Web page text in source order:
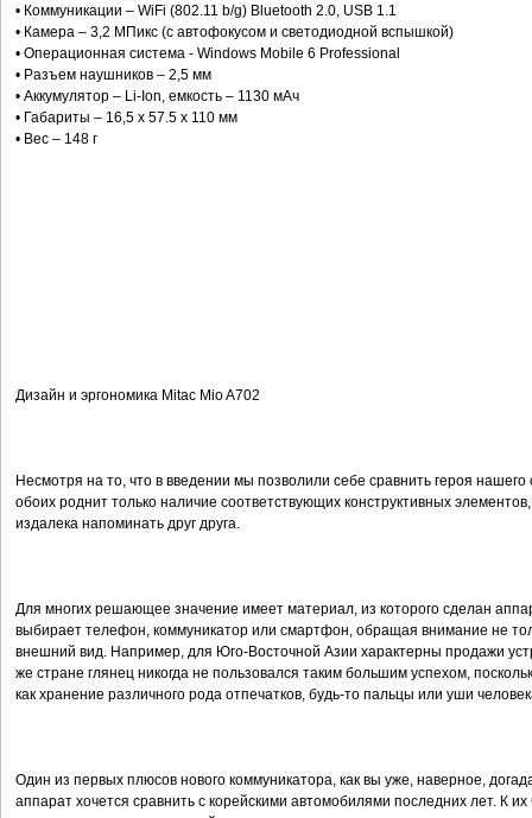
• Коммуникации – WiFi (802.11 b/g) Bluetooth 2.0, USB 1.1
• Камера – 3,2 МПикс (с автофокусом и светодиодной вспышкой)
• Операционная система - Windows Mobile 6 Professional
• Разъем наушников – 2,5 мм
• Аккумулятор – Li-Ion, емкость – 1130 мАч
• Габариты – 16,5 х 57.5 х 110 мм
• Вес – 148 г
Дизайн и эргономика Mitac Mio A702
Несмотря на то, что в введении мы позволили себе сравнить героя
обоих роднит только наличие соответствующих конструктивных
издалека напоминать друг друга.
Для многих решающее значение имеет материал, из которого сделан
выбирает телефон, коммуникатор или смартфон, обращая внимание не
внешний вид. Например, для Юго-Восточной Азии характерны продажи
же стране глянец никогда не пользовался таким большим успехом,
как хранение различного рода отпечатков, будь-то пальцы или уши
Один из первых плюсов нового коммуникатора, как вы уже, наверное,
аппарат хочется сравнить с корейскими автомобилями последних лет. К